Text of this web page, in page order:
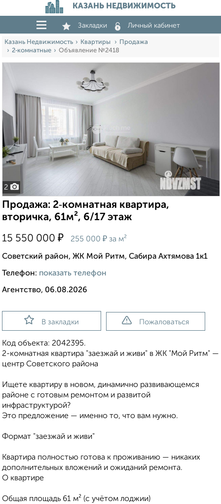
КАЗАНЬ НЕДВИЖИМОСТЬ
Закладки Личный кабинет
Казань Недвижимость Квартиры
Продажа
2‑комнатные
Объявление №2418
2
Продажа: 2‑комнатная квартира,
вторичка, 61м², 6/17 этаж
15 550 000 ₽ 255 000 ₽ за м²
Советский район, ЖК Мой Ритм, Сабира Ахтямова 1к1
Телефон: показать телефон
Агентство, 06.08.2026
В закладки Пожаловаться
Код объекта: 2042395.
2-комнатная квартира "заезжай и живи" в ЖК "Мой Ритм" —
центр Советского района
Ищете квартиру в новом, динамично развивающемся
районе с готовым ремонтом и развитой
инфраструктурой?
Это предложение — именно то, что вам нужно.
Формат "заезжай и живи"
Квартира полностью готова к проживанию — никаких
дополнительных вложений и ожиданий ремонта.
О квартире
Общая площадь 61 м² (с учётом лоджии)